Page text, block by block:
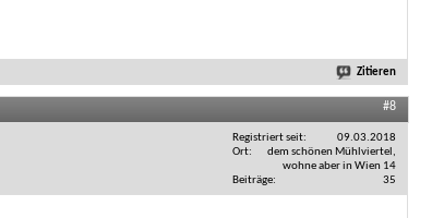
Zitieren
#8
Registriert seit
09.03.2018
Ort
dem schönen Mühlviertel,
wohne aber in Wien 14
Beiträge
35